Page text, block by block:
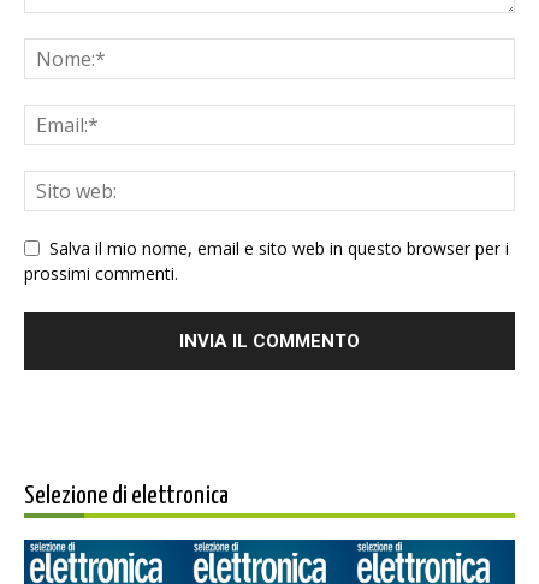
Salva il mio nome, email e sito web in questo browser per i
prossimi commenti.
Selezione di elettronica